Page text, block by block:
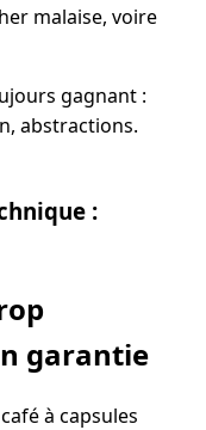
malaise, voire
gagnant :
abstractions.
:
garantie
à capsules